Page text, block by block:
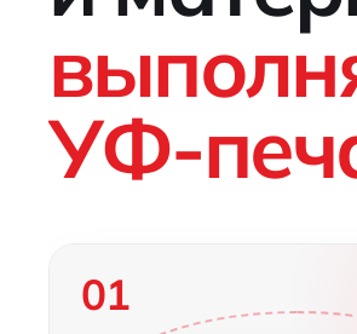
УФ-
01